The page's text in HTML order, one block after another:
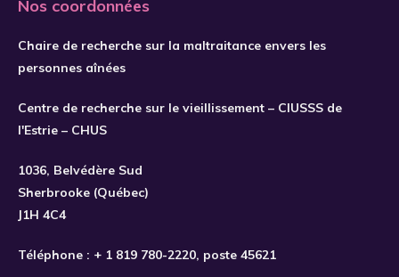
Nos coordonnées
Chaire de recherche sur la maltraitance envers les
personnes aînées
Centre de recherche sur le vieillissement – CIUSSS de
l'Estrie – CHUS
1036, Belvédère Sud
Sherbrooke (Québec)
J1H 4C4
Téléphone : + 1 819 780-2220, poste 45621